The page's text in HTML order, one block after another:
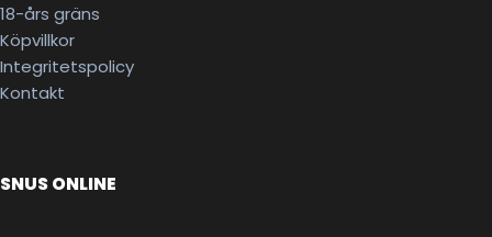
18-års gräns
Köpvillkor
Integritetspolicy
Kontakt
SNUS ONLINE